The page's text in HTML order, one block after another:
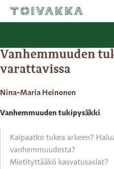
Vanhemmuuden
varattavissa
Nina-Maria Heinonen
Vanhemmuuden tukipysäkki
Kaipaatko tukea arkeen?
vanhemmuudesta?
Mietityttääkö kasvatusasiat?